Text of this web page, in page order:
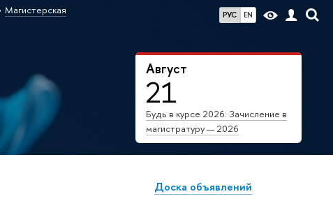
РУС EN
Магистерская
Август
21
Будь в курсе 2026: Зачисление в
магистратуру — 2026
Доска объявлений